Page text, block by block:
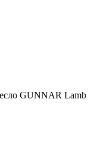
GUNNAR Lamb